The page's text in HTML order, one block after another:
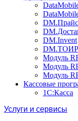
DM.Invent
DM.ТОИР
Модуль
Модуль
Модуль
Кассовые
1С:Касса
Услуги и сервисы